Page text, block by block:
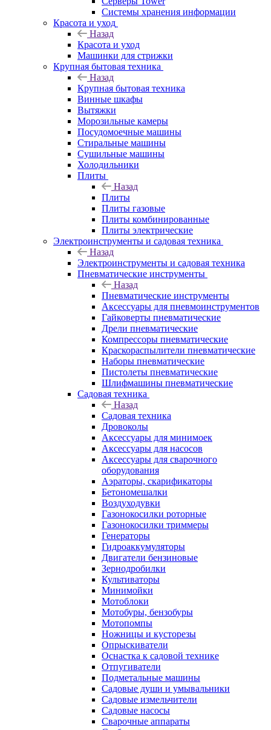
Системы хранения информации
Красота и уход
Назад
Красота и уход
Машинки для стрижки
Крупная бытовая техника
Назад
Крупная бытовая техника
Винные шкафы
Вытяжки
Морозильные камеры
Посудомоечные машины
Стиральные машины
Сушильные машины
Холодильники
Плиты
Назад
Плиты
Плиты газовые
Плиты комбинированные
Плиты электрические
Электроинструменты и садовая техника
Назад
Электроинструменты и садовая техника
Пневматические инструменты
Назад
Пневматические инструменты
Аксессуары для пневмоинструментов
Гайковерты пневматические
Дрели пневматические
Компрессоры пневматические
Краскораспылители пневматические
Наборы пневматические
Пистолеты пневматические
Шлифмашины пневматические
Садовая техника
Назад
Садовая техника
Дровоколы
Аксессуары для минимоек
Аксессуары для насосов
Аксессуары для сварочного
оборудования
Аэраторы, скарификаторы
Бетономешалки
Воздуходувки
Газонокосилки роторные
Газонокосилки триммеры
Генераторы
Гидроаккумуляторы
Двигатели бензиновые
Зернодробилки
Культиваторы
Минимойки
Мотоблоки
Мотобуры, бензобуры
Мотопомпы
Ножницы и кусторезы
Опрыскиватели
Оснастка к садовой технике
Отпугиватели
Подметальные машины
Садовые души и умывальники
Садовые измельчители
Садовые насосы
Сварочные аппараты